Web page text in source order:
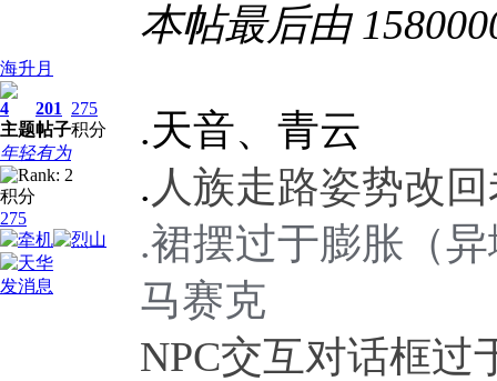
海升月
4
主题
201
帖子
275
积分
年轻有为
积分
275
发消息
本帖最后由
.天音、青云
. 人族走路姿势改
.裙摆过于膨胀（
马赛克
NPC交互对话框过